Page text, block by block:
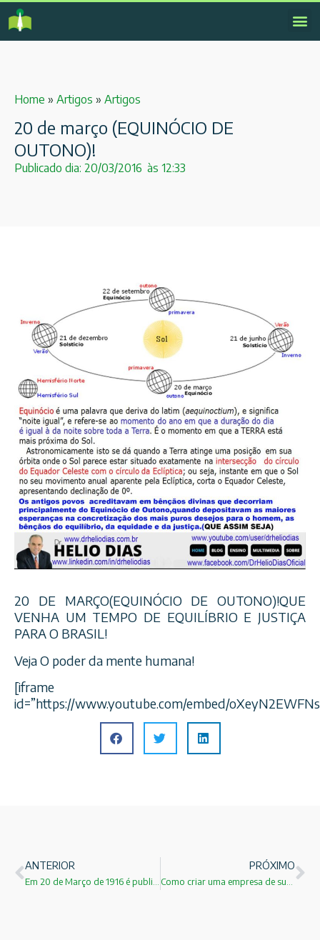
Home » Artigos » Artigos
20 de março (EQUINÓCIO DE
OUTONO)!
Publicado dia: 20/03/2016 às 12:33
20 DE MARÇO(EQUINÓCIO DE OUTONO)!QUE
VENHA UM TEMPO DE EQUILÍBRIO E JUSTIÇA
PARA O BRASIL!
Veja O poder da mente humana!
[iframe
id=”https://www.youtube.com/embed/
ANTERIOR PRÓXIMO